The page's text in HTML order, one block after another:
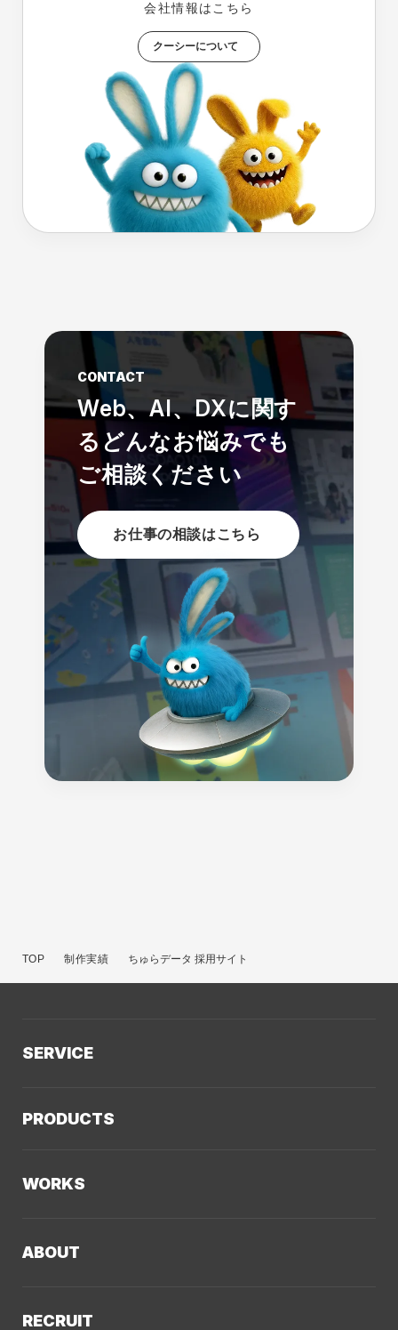
会社情報はこちら
クーシーについて
CONTACT
Web、AI、DXに関す
る どんなお悩みでも
ご相談ください
お仕事の相談はこちら
TOP 制作実績 ちゅらデータ 採用サイト
SERVICE
Web制作
デザイン・ブランディング
システム開発・DX支援
PRODUCTS
LLMO／AIO／GEO診断
WORKS
ABOUT
RECRUIT